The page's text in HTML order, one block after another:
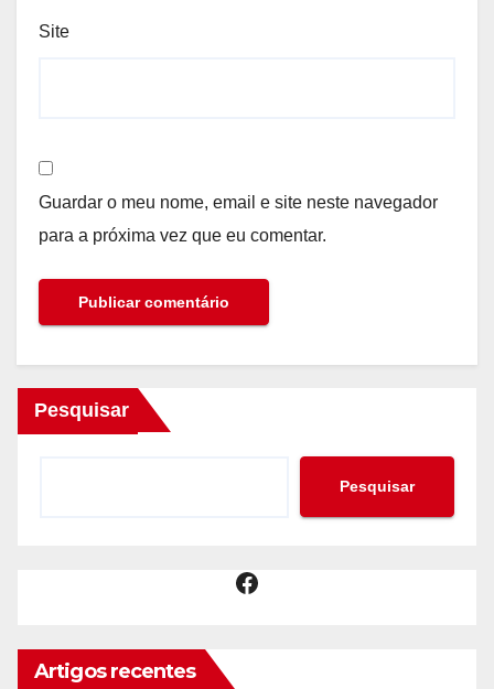
Site
Guardar o meu nome, email e site neste navegador
para a próxima vez que eu comentar.
Pesquisar
Pesquisar
Facebook
Artigos recentes